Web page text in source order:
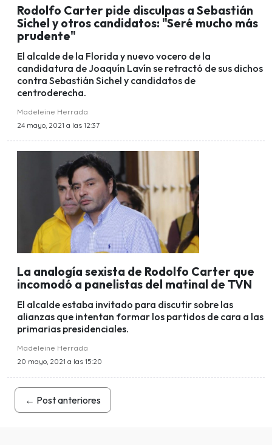
Rodolfo Carter pide disculpas a Sebastián
Sichel y otros candidatos: "Seré mucho más
prudente"
El alcalde de la Florida y nuevo vocero de la
candidatura de Joaquín Lavín se retractó de sus dichos
contra Sebastián Sichel y candidatos de
centroderecha.
Madeleine Herrada
24 mayo, 2021 a las 12:37
La analogía sexista de Rodolfo Carter que
incomodó a panelistas del matinal de TVN
El alcalde estaba invitado para discutir sobre las
alianzas que intentan formar los partidos de cara a las
primarias presidenciales.
Madeleine Herrada
20 mayo, 2021 a las 15:20
← Post anteriores